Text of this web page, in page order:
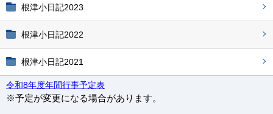
根津小日記2023
根津小日記2022
根津小日記2021
令和8年度年間行事予定表
※予定が変更になる場合があります。